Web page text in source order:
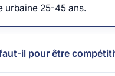
urbaine 25-45 ans.
il pour être